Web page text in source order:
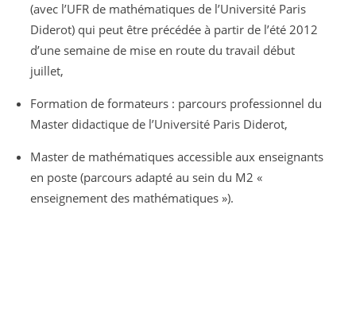
(avec l’UFR de mathématiques de l’Université Paris
Diderot) qui peut être précédée à partir de l’été 2012
d’une semaine de mise en route du travail début
juillet,
Formation de formateurs : parcours professionnel du
Master didactique de l’Université Paris Diderot,
Master de mathématiques accessible aux enseignants
en poste (parcours adapté au sein du M2 «
enseignement des mathématiques »).